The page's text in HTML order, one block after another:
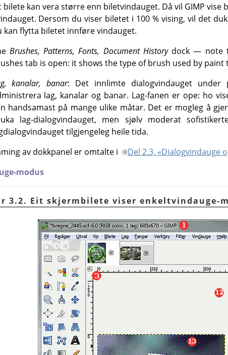
bilete kan vera større enn biletvindauget. Då vil GIMP
Dersom du viser biletet i 100 % vising, vil det
kan flytta biletet innføre vindauget.
Brushes, Patterns, Fonts, Document Historydock — note
tab is open: it shows the type of brush used by paint
kanalar, banar: Det innlimte dialogvindauget under
lag, kanalar og banar. Lag-fanen er ope: ho
handsamast på mange ulike måtar. Det er mogleg å
lag-dialogvindauget, men sjølv moderat
tilgjengeleg heile tida.
av dokkpanel er omtalte i
Del 2.3, «Dialogvindauge
modus
3.2. Eit skjermbilete viser enkeltvindauge-